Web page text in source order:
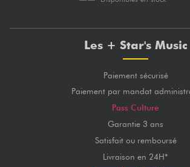
Les + Star's Music
Paiement sécurisé
Paiement par mandat
Pass Culture
Garantie 3 ans
Satisfait ou remboursé
Livraison en 24H*